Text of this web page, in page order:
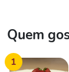
Quem
1